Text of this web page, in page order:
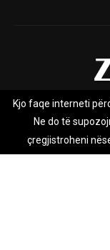
Rreth nesh
Zhurnal.mk është
Kjo faqe interneti
Ne do të
çregjistroheni